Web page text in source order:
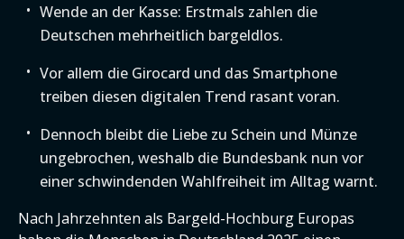
Wende an der Kasse: Erstmals zahlen die
Deutschen mehrheitlich bargeldlos.
Vor allem die Girocard und das Smartphone
treiben diesen digitalen Trend rasant voran.
Dennoch bleibt die Liebe zu Schein und Münze
ungebrochen, weshalb die Bundesbank nun vor
einer schwindenden Wahlfreiheit im Alltag warnt.
Nach Jahrzehnten als Bargeld-Hochburg Europas